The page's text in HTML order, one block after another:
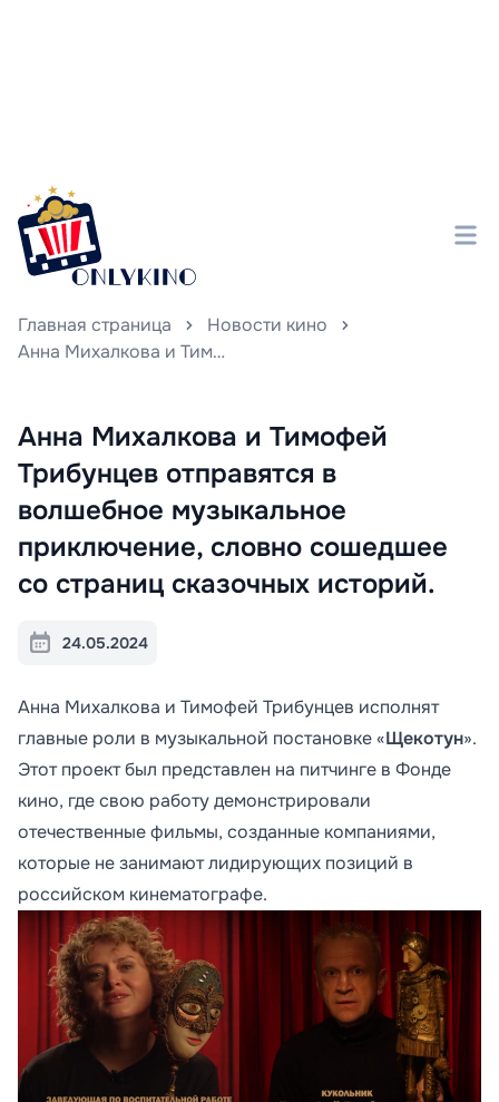
Главная страница
Новости кино
Анна Михалкова и Тимофей Трибунцев отправятся в волшебное музыкальное приключение, словно сошедшее со страниц сказочных историй.
Анна Михалкова и Тимофей
Трибунцев отправятся в
волшебное музыкальное
приключение, словно сошедшее
со страниц сказочных историй.
24.05.2024
Анна Михалкова и Тимофей Трибунцев исполнят
главные роли в музыкальной постановке «Щекотун».
Этот проект был представлен на питчинге в Фонде
кино, где свою работу демонстрировали
отечественные фильмы, созданные компаниями,
которые не занимают лидирующих позиций в
российском кинематографе.